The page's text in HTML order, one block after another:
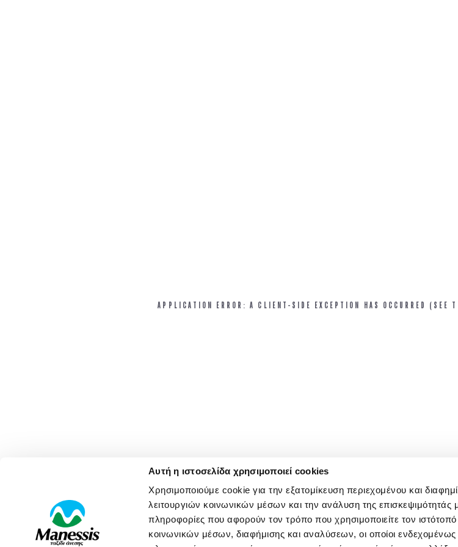
Αυτή η ιστοσελίδα χρησιμοποιεί cookies
Χρησιμοποιούμε cookie για την εξατομίκευση περιεχομένου και
λειτουργιών κοινωνικών μέσων και την ανάλυση της
πληροφορίες που αφορούν τον τρόπο που χρησιμοποιείτε τον
κοινωνικών μέσων, διαφήμισης και αναλύσεων, οι οποίοι
APPLICATION ERROR: A CLIENT-SIDE EXCEPTION HAS OCCURRED (SEE